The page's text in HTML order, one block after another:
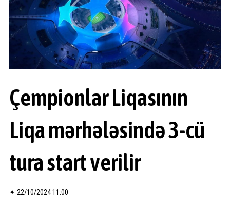
Çempionlar Liqasının
Liqa mərhələsində 3-cü
tura start verilir
✦ 22/10/2024 11:00